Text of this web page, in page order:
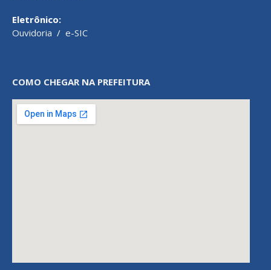
Eletrônico:
Ouvidoria / e-SIC
COMO CHEGAR NA PREFEITURA